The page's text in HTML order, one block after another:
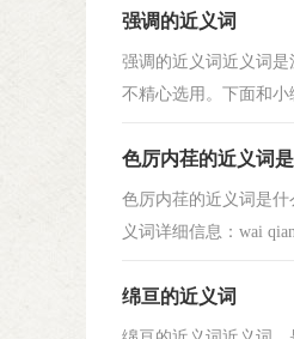
强调的近义词
强调的近义词近义词
不精心选用。下面和
色厉内荏的近义词
色厉内荏的近义词是
义词详细信息：wai
绵亘的近义词